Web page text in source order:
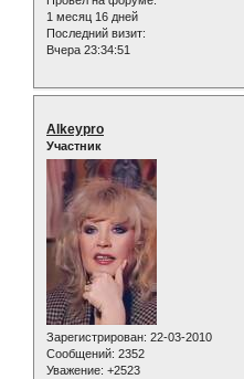
1 месяц 16 дней
Последний визит:
Вчера 23:34:51
Alkeypro
Участник
Зарегистрирован: 22-03-2010
Сообщений: 2352
Уважение: +2523